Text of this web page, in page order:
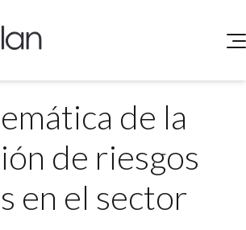
de la
de riesgos
en el sector